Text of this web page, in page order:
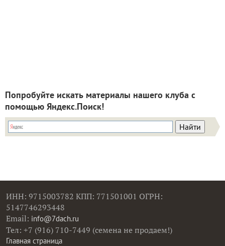
Попробуйте искать материалы нашего клуба с
помощью Яндекс.Поиск!
ИНН: 9715003782 КПП: 771501001 ОГРН:
5147746293448
Email: info@7dach.ru
Тел: +7 (916) 710-7449 (семена не продаем!)
Главная страница